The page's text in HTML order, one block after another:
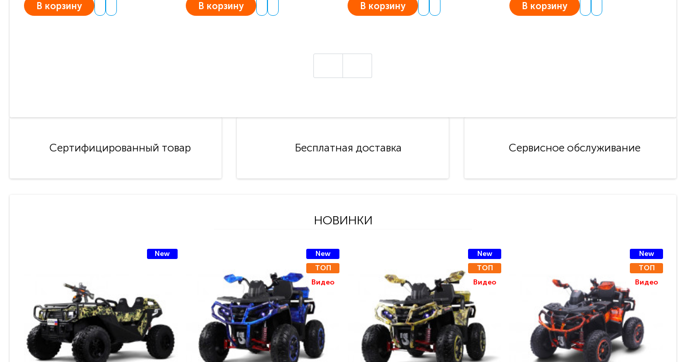
В корзину В корзину В корзину В корзину
Сертифицированный товар Бесплатная доставка Сервисное обслуживание
НОВИНКИ
New
New
ТОП
Видео
New
ТОП
Видео
New
ТОП
Видео